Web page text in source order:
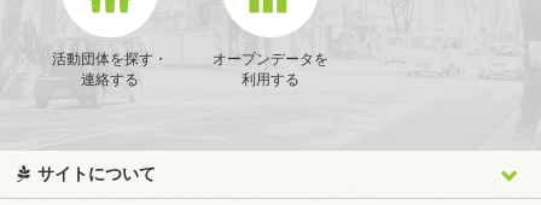
活動団体を探す・
連絡する
オープンデータを
利用する
サイトについて